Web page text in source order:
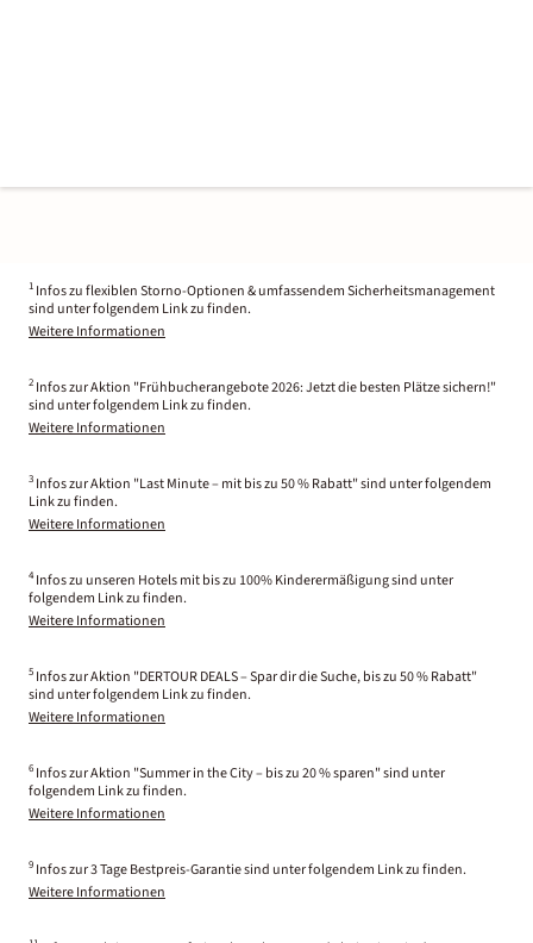
1 Infos zu flexiblen Storno-Optionen & umfassendem Sicherheitsmanagement
sind unter folgendem Link zu finden.
Weitere Informationen
2 Infos zur Aktion "Frühbucherangebote 2026: Jetzt die besten Plätze sichern!"
sind unter folgendem Link zu finden.
Weitere Informationen
3 Infos zur Aktion "Last Minute – mit bis zu 50 % Rabatt" sind unter folgendem
Link zu finden.
Weitere Informationen
4 Infos zu unseren Hotels mit bis zu 100% Kinderermäßigung sind unter
folgendem Link zu finden.
Weitere Informationen
5 Infos zur Aktion "DERTOUR DEALS – Spar dir die Suche, bis zu 50 % Rabatt"
sind unter folgendem Link zu finden.
Weitere Informationen
6 Infos zur Aktion "Summer in the City – bis zu 20 % sparen" sind unter
folgendem Link zu finden.
Weitere Informationen
9 Infos zur 3 Tage Bestpreis-Garantie sind unter folgendem Link zu finden.
Weitere Informationen